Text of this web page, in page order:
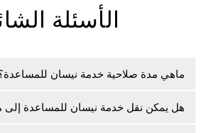
الأسئلة
ماهي مدة صلاحية خدمة نيسان
هل يمكن نقل خدمة نيسان للمساعدة إلى